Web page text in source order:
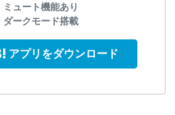
ミュート機能あり
ダークモード搭載
アプリをダウンロード